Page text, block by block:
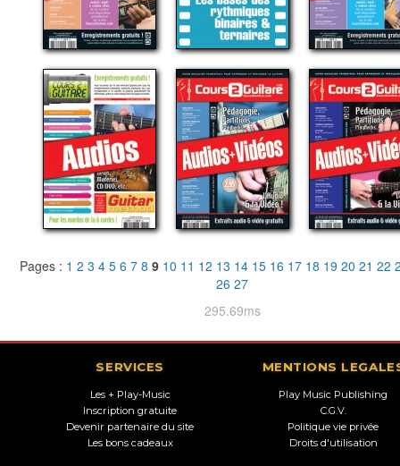
Pages : 1 2 3 4 5 6 7 8 9 10 11 12 13 14 15 16 17 18 19 20 21 22
26 27
295.69ms
SERVICES
Les + Play-Music
Inscription gratuite
Devenir partenaire du site
Les bons cadeaux
MENTIONS
Play Music Publishing
C.G.V.
Politique vie privée
Droits d'utilisation